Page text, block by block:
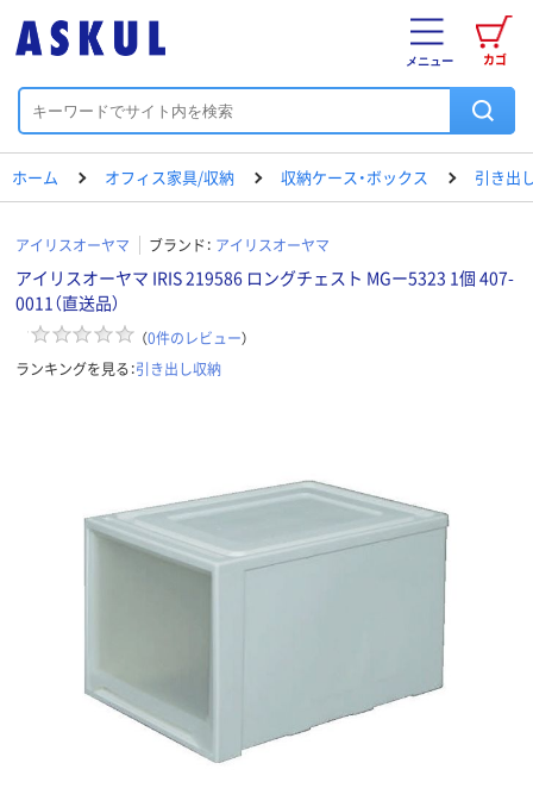
カゴ
メニュー
ホーム オフィス家具/収納 収納ケース・ボックス 引き出
アイリスオーヤマ ブランド： アイリスオーヤマ
アイリスオーヤマ IRIS 219586 ロングチェスト MGー5323 1個 407-
0011（直送品）
（0件のレビュー）
ランキングを見る：引き出し収納